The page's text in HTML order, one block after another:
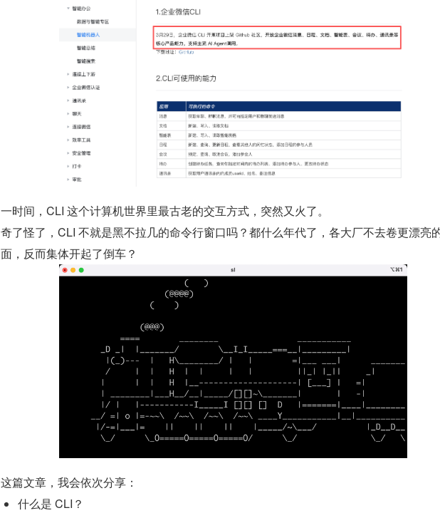
一时间，CLI 这个计算机世界里最古老的交互方式，突然又火了。
奇了怪了，CLI 不就是黑不拉几的命令行窗口吗？都什么年代了，各大厂不去卷更漂亮
面，反而集体开起了倒车？
这篇文章，我会依次分享：
什么是 CLI？